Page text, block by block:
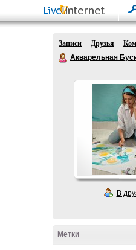
Записи Друзья
Акварельная
В
Метки